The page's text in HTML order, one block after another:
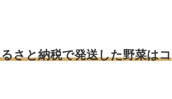
さと納税で発送した野菜はコ